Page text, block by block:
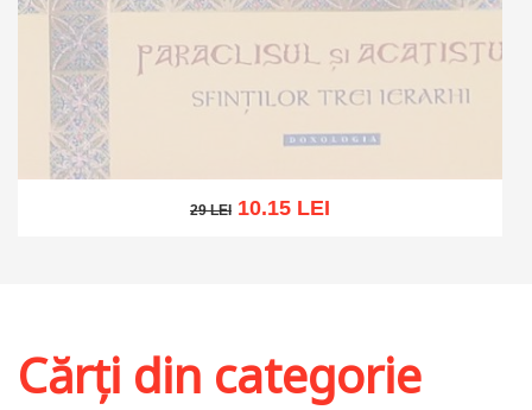
29 LEI 10.15 LEI
Cărți din categorie